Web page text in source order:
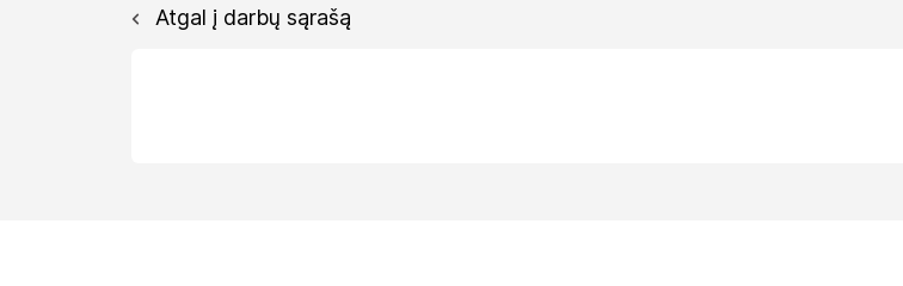
Atgal į darbų sąrašą